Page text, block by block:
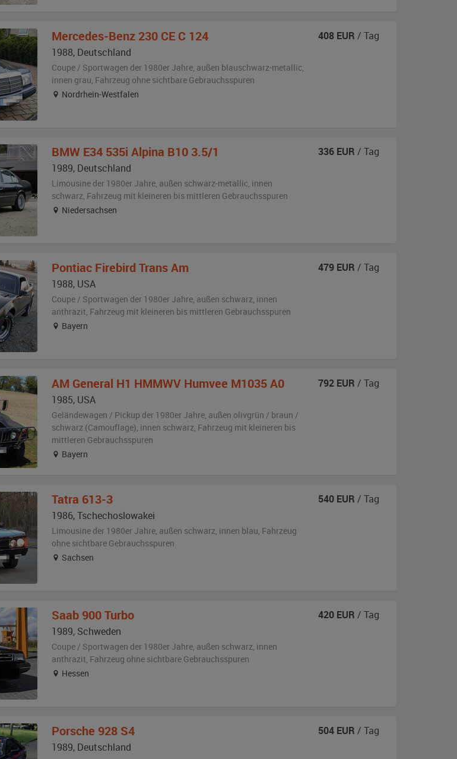
Mercedes-Benz 230 CE C 124
1988, Deutschland
Coupe / Sportwagen der 1980er Jahre, außen blauschwarz-metallic,
innen grau, Fahrzeug ohne sichtbare Gebrauchsspuren
Nordrhein-Westfalen
408 EUR / Tag
BMW E34 535i Alpina B10 3.5/1
1989, Deutschland
Limousine der 1980er Jahre, außen schwarz-metallic, innen
schwarz, Fahrzeug mit kleineren bis mittleren Gebrauchsspuren
Niedersachsen
336 EUR / Tag
Pontiac Firebird Trans Am
1988, USA
Coupe / Sportwagen der 1980er Jahre, außen schwarz, innen
anthrazit, Fahrzeug mit kleineren bis mittleren Gebrauchsspuren
Bayern
479 EUR / Tag
AM General H1 HMMWV Humvee M1035 A0
1985, USA
Geländewagen / Pickup der 1980er Jahre, außen olivgrün / braun /
schwarz (Camouflage), innen schwarz, Fahrzeug mit kleineren bis
mittleren Gebrauchsspuren
Bayern
792 EUR / Tag
Tatra 613-3
1986,Tschechoslowakei
Limousine der 1980er Jahre, außen schwarz, innen blau, Fahrzeug
ohne sichtbare Gebrauchsspuren
Sachsen
540 EUR / Tag
Saab 900 Turbo
1989, Schweden
Coupe / Sportwagen der 1980er Jahre, außen schwarz, innen
anthrazit, Fahrzeug ohne sichtbare Gebrauchsspuren
Hessen
420 EUR / Tag
Porsche 928 S4
1989, Deutschland
504 EUR / Tag